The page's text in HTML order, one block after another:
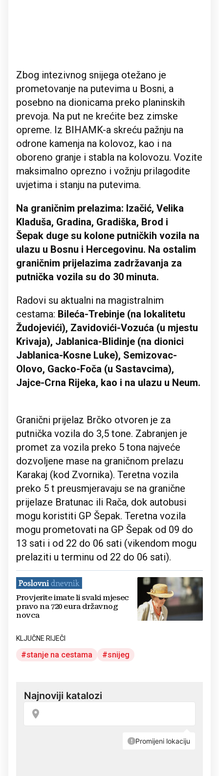
Zbog intezivnog snijega otežano je
prometovanje na putevima u Bosni, a
posebno na dionicama preko planinskih
prevoja. Na put ne krećite bez zimske
opreme. Iz BIHAMK-a skreću pažnju na
odrone kamenja na kolovoz, kao i na
oboreno granje i stabla na kolovozu. Vozite
maksimalno oprezno i vožnju prilagodite
uvjetima i stanju na putevima.
Na graničnim prelazima: Izačić, Velika
Kladuša, Gradina, Gradiška, Brod i
Šepak duge su kolone putničkih vozila na
ulazu u Bosnu i Hercegovinu. Na ostalim
graničnim prijelazima zadržavanja za
putnička vozila su do 30 minuta.
Radovi su aktualni na magistralnim
cestama: Bileća-Trebinje (na lokalitetu
Žudojevići), Zavidovići-Vozuća (u mjestu
Krivaja), Jablanica-Blidinje (na dionici
Jablanica-Kosne Luke), Semizovac-
Olovo, Gacko-Foča (u Sastavcima),
Jajce-Crna Rijeka, kao i na ulazu u Neum.
Granični prijelaz Brčko otvoren je za
putnička vozila do 3,5 tone. Zabranjen je
promet za vozila preko 5 tona najveće
dozvoljene mase na graničnom prelazu
Karakaj (kod Zvornika). Teretna vozila
preko 5 t preusmjeravaju se na granične
prijelaze Bratunac ili Rača, dok autobusi
mogu koristiti GP Šepak. Teretna vozila
mogu prometovati na GP Šepak od 09 do
13 sati i od 22 do 06 sati (vikendom mogu
prelaziti u terminu od 22 do 06 sati).
Provjerite imate li svaki mjesec
pravo na 720 eura državnog
novca
KLJUČNE RIJEČI
stanje na cestama snijeg